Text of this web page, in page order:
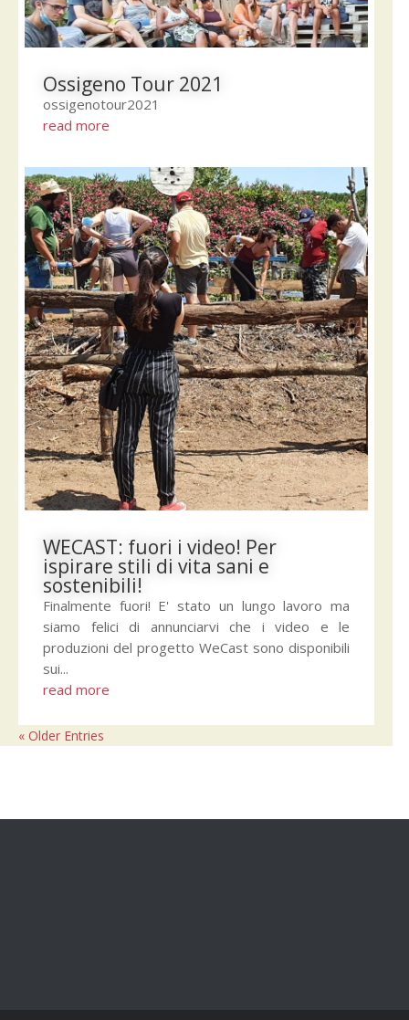
Ossigeno Tour 2021
ossigenotour2021
read more
WECAST: fuori i video! Per
ispirare stili di vita sani e
sostenibili!
Finalmente fuori! E' stato un lungo lavoro ma
siamo felici di annunciarvi che i video e le
produzioni del progetto WeCast sono disponibili
sui...
read more
« Older Entries